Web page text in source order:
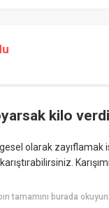
kilo
olarak zayıflamak
tamamını burada